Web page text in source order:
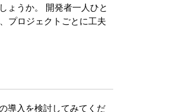
ょうか。 開発者一人ひと
プロジェクトごとに工夫
導入を検討してみてくだ